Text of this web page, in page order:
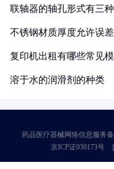
联轴器的轴孔形式有三
不锈钢材质厚度允许误
复印机出租有哪些常见
溶于水的润滑剂的种类
药品医疗器械网络信息服务
京ICP证030173号